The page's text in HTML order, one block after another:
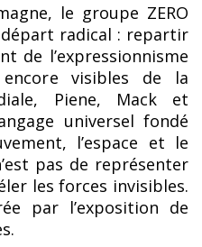
le groupe ZERO
radical : repartir
de l’expressionnisme
visibles de la
Piene, Mack et
universel fondé
l’espace et le
pas de représenter
les forces invisibles.
par l’exposition de